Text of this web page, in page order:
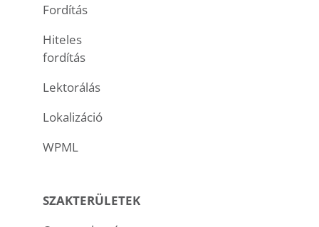
Fordítás
Hiteles
fordítás
Lektorálás
Lokalizáció
WPML
SZAKTERÜLETEK